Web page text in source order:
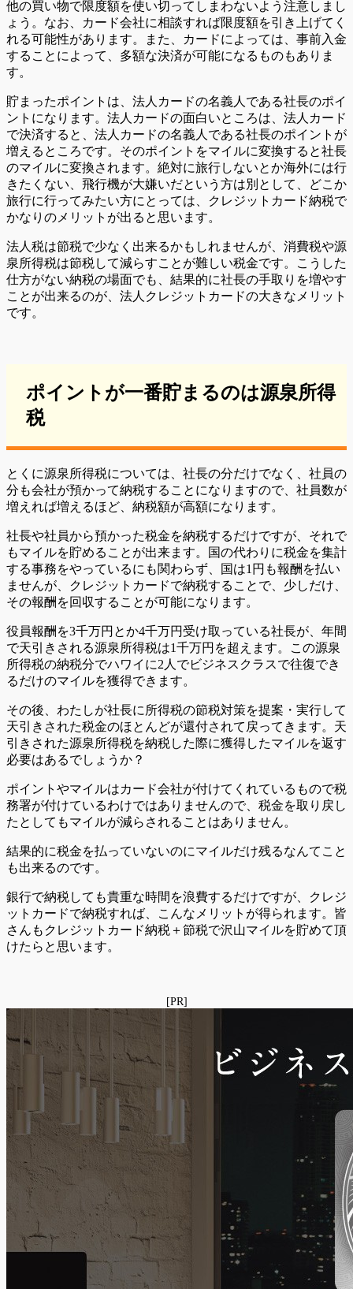
他の買い物で限度額を使い切ってしまわないよう注意しまし
ょう。なお、カード会社に相談すれば限度額を引き上げてく
れる可能性があります。また、カードによっては、事前入金
することによって、多額な決済が可能になるものもありま
す。
貯まったポイントは、法人カードの名義人である社長のポイ
ントになります。法人カードの面白いところは、法人カード
で決済すると、法人カードの名義人である社長のポイントが
増えるところです。そのポイントをマイルに変換すると社長
のマイルに変換されます。絶対に旅行しないとか海外には行
きたくない、飛行機が大嫌いだという方は別として、どこか
旅行に行ってみたい方にとっては、クレジットカード納税で
かなりのメリットが出ると思います。
法人税は節税で少なく出来るかもしれませんが、消費税や源
泉所得税は節税して減らすことが難しい税金です。こうした
仕方がない納税の場面でも、結果的に社長の手取りを増やす
ことが出来るのが、法人クレジットカードの大きなメリット
です。
ポイントが一番貯まるのは源泉所得
税
とくに源泉所得税については、 社長の分だけでなく、社員の
分も会社が預かって納税することになりますので、社員数が
増えれば増えるほど、納税額が高額になります。
社長や社員から預かった税金を納税するだけですが、それで
もマイルを貯めることが出来ます。国の代わりに税金を集計
する事務をやっているにも関わらず、国は1円も報酬を払い
ませんが、クレジットカードで納税することで、少しだけ、
その報酬を回収することが可能になります。
役員報酬を3千万円とか4千万円受け取っている社長が、年間
で天引きされる源泉所得税は1千万円を超えます。この源泉
所得税の納税分でハワイに2人でビジネスクラスで往復でき
るだけのマイルを獲得できます。
その後、わたしが社長に所得税の節税対策を提案・実行して
天引きされた税金のほとんどが還付されて戻ってきます。天
引きされた源泉所得税を納税した際に獲得したマイルを返す
必要はあるでしょうか？
ポイントやマイルはカード会社が付けてくれているもので税
務署が付けているわけではありませんので、税金を取り戻し
たとしてもマイルが減らされることはありません。
結果的に税金を払っていないのにマイルだけ残るなんてこと
も出来るのです。
銀行で納税しても貴重な時間を浪費するだけですが、クレジ
ットカードで納税すれば、こんなメリットが得られます。皆
さんもクレジットカード納税＋節税で沢山マイルを貯めて頂
けたらと思います。
[PR]